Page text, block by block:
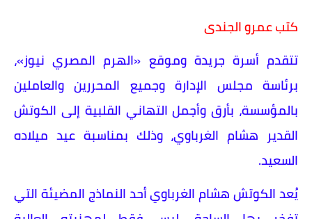
كتب عمرو الجندى
تتقدم أسرة جريدة وموقع «الهرم المصري نيوز»،
برئاسة مجلس الإدارة وجميع المحررين والعاملين
بالمؤسسة، بأرق وأجمل التهاني القلبية إلى الكوتش
القدير هشام الغرباوي، وذلك بمناسبة عيد ميلاده
السعيد.
​يُعد الكوتش هشام الغرباوي أحد النماذج المضيئة التي